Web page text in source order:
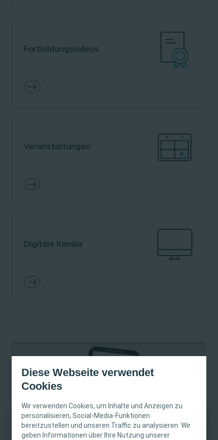
Diese Webseite verwendet
Cookies
Wir verwenden Cookies, um Inhalte und Anzeigen zu
personalisieren, Social-Media-Funktionen
bereitzustellen und unseren Traffic zu analysieren. Wir
geben Informationen über Ihre Nutzung unserer
WICHTIGER HINWEIS
Fortbildungsvideos
Veranstaltungen
Digitale Kanäle